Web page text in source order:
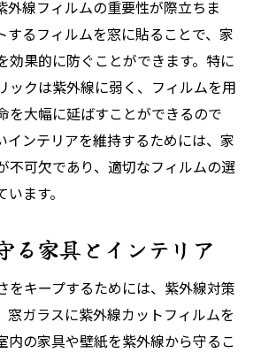
外線フィルムの重要性が際立ちま
するフィルムを窓に貼ることで、家
効果的に防ぐことができます。特に
ックは紫外線に弱く、フィルムを用
を大幅に延ばすことができるので
インテリアを維持するためには、家
不可欠であり、適切なフィルムの選
ます。
る家具とインテリア
をキープするためには、紫外線対策
窓ガラスに紫外線カットフィルムを
内の家具や壁紙を紫外線から守るこ